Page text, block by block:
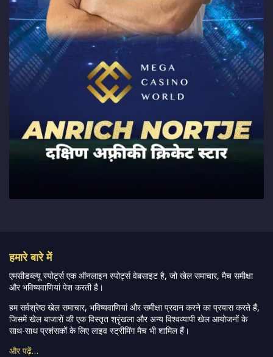
हमारे बारे में
एमसीडब्ल्यू स्पोर्ट्स एक ऑनलाइन स्पोर्ट्स वेबसाइट है, जो खेल समाचार, मैच समीक्षा
और भविष्यवाणियां पेश करती है।
हम सर्वश्रेष्ठ खेल समाचार, भविष्यवाणियां और समीक्षा प्रदान करने का प्रयास करते हैं,
जिसमें खेल बाजारों की एक विस्तृत श्रृंखला और अन्य विश्वव्यापी खेल आयोजनों के
साथ-साथ प्रशंसकों के लिए लाइव स्ट्रीमिंग मैच भी शामिल हैं।
और पढ़ें…